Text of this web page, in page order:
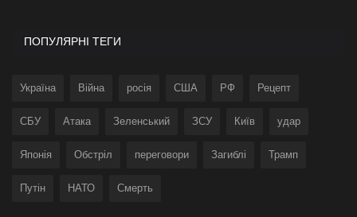
ПОПУЛЯРНІ ТЕГИ
Україна Війна росія США РФ Рецепт
СБУ Атака Зеленський ЗСУ Київ удар
Японія Обстріл переговори Загиблі Трамп
Путін НАТО Смерть